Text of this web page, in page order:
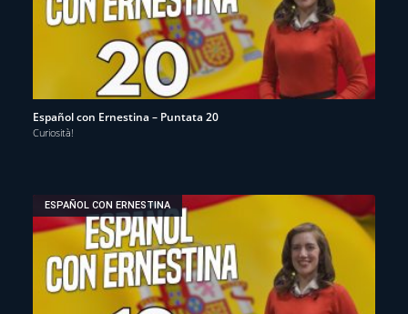
Español con Ernestina – Puntata 20
Curiosità!
ESPAÑOL CON ERNESTINA